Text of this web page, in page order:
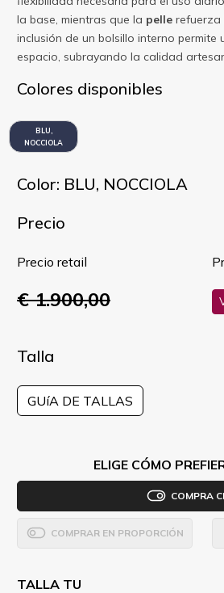
la base, mientras que la pelle refuerza
inclusión de un bolsillo interno permite
espacio, subrayando la calidad
Colores disponibles
BLU,
NOCCIOLA
Color: BLU, NOCCIOLA
Precio
Precio retail
€ 1.900,00
Talla
GUíA DE TALLAS
ELIGE CÓMO
COMPRA
COMPRAR EN PROPORCIÓN
TALLA TU